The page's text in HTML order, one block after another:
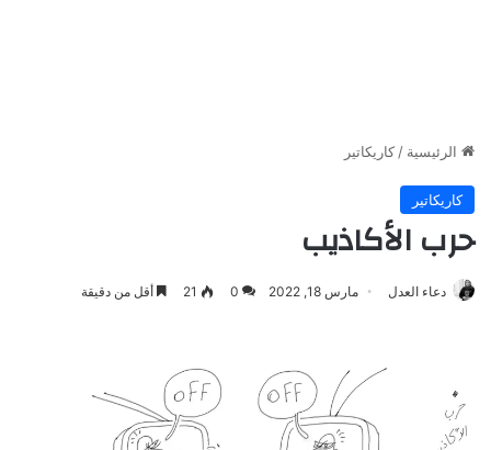
الرئيسية / كاريكاتير
كاريكاتير
حرب الأكاذيب
دعاء العدل مارس 18, 2022 0
21 أقل من دقيقة